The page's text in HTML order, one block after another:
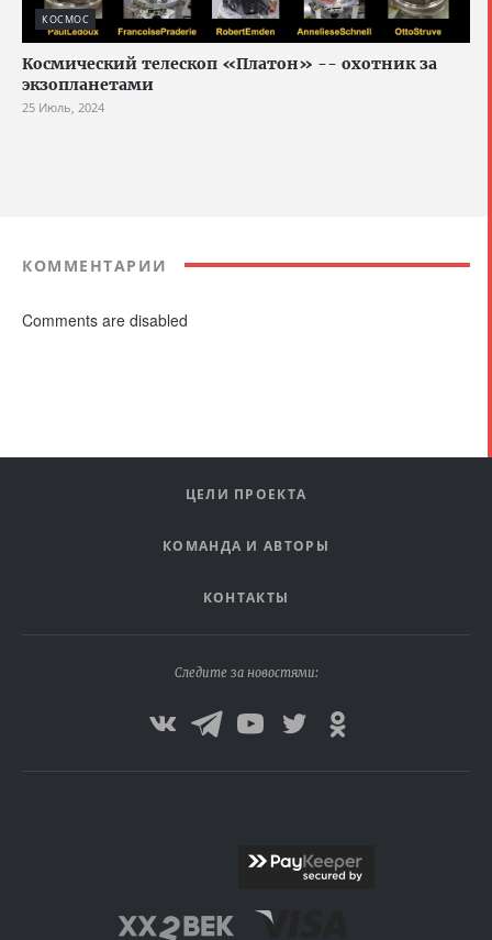
КОСМОС
Космический телескоп «Платон» -- охотник за
экзопланетами
25 Июль, 2024
КОММЕНТАРИИ
Comments are disabled
ЦЕЛИ ПРОЕКТА
КОМАНДА И АВТОРЫ
КОНТАКТЫ
Следите за новостями: